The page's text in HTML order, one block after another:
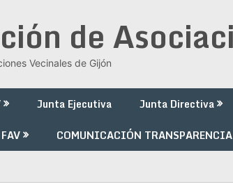
de
Vecinales de Gijón
Junta Ejecutiva Junta Directiva
COMUNICACIÓN